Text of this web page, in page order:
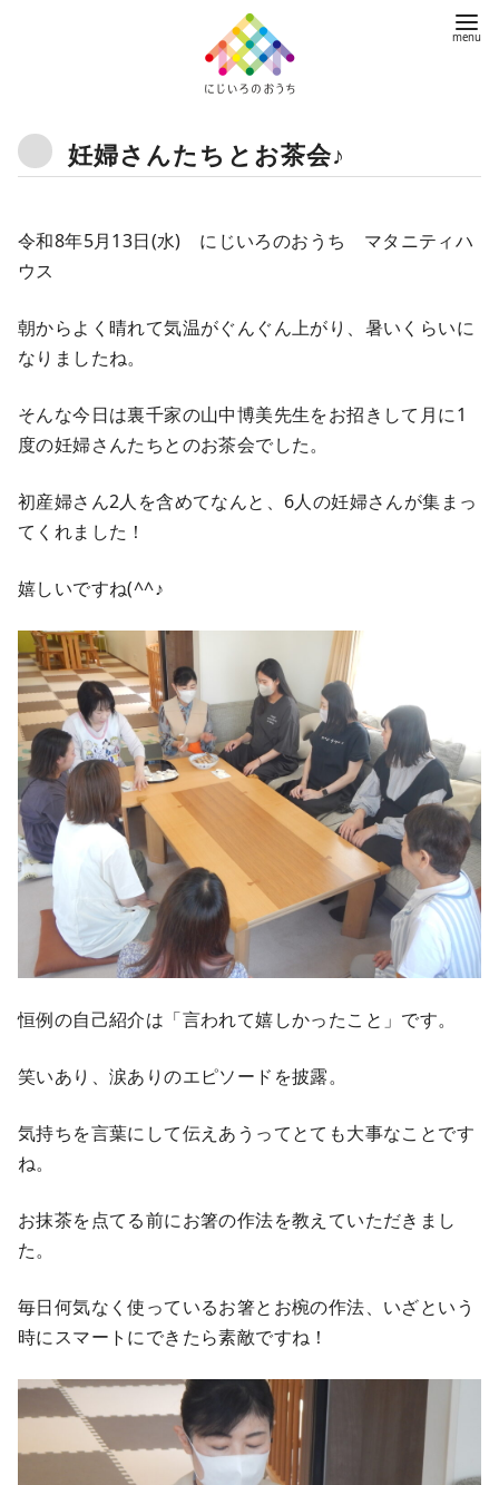
妊婦さんたちとお茶会♪
令和8年5月13日(水) にじいろのおうち マタニティハ
ウス
朝からよく晴れて気温がぐんぐん上がり、暑いくらいに
なりましたね。
そんな今日は裏千家の山中博美先生をお招きして月に1
度の妊婦さんたちとのお茶会でした。
初産婦さん2人を含めてなんと、6人の妊婦さんが集まっ
てくれました！
嬉しいですね(^^♪
恒例の自己紹介は「言われて嬉しかったこと」です。
笑いあり、涙ありのエピソードを披露。
気持ちを言葉にして伝えあうってとても大事なことです
ね。
お抹茶を点てる前にお箸の作法を教えていただきまし
た。
毎日何気なく使っているお箸とお椀の作法、いざという
時にスマートにできたら素敵ですね！